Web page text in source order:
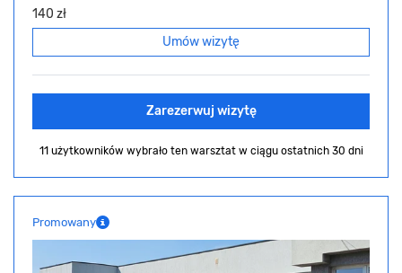
140 zł
Umów wizytę
Zarezerwuj wizytę
11 użytkowników wybrało ten warsztat w ciągu ostatnich 30 dni
Promowany